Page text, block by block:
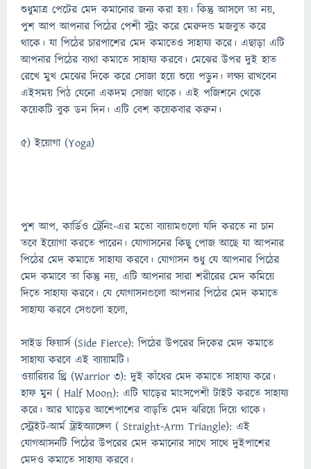
শুধুমাত্র পেটের মেদ কমানোর জন্য করা হয়। কিন্তু আসলে তা নয়,
পুশ আপ আপনার পিঠের পেশী স্ট্রং করে মেরুদন্ড মজবুত করে
থাকে। যা পিঠের চারপাশের মেদ কমাতেও সাহায্য করে। এছাড়া এটি
আপনার পিঠের ব্যথা কমাতে সাহায্য করবে। মেঝের উপর দুই হাত
রেখে মুখ মেঝের দিকে করে সোজা হয়ে শুয়ে পড়ুন। লক্ষ্য রাখবেন
এইসময় পিঠ যেনো একদম সোজা থাকে। এই পজিশনে থেকে
কয়েকটি বুক ডন দিন। এটি বেশ কয়েকবার করুন।
৫) ইয়োগা (Yoga)
পুশ আপ, কার্ডিও ট্রেনিং-এর মতো ব্যায়ামগুলো যদি করতে না চান
তবে ইয়োগা করতে পারেন। যোগাসনের কিছু পোজ আছে যা আপনার
পিঠের মেদ কমাতে সাহায্য করবে। যোগাসন শুধু যে আপনার পিঠের
মেদ কমাবে তা কিন্তু নয়, এটি আপনার সারা শরীরের মেদ কমিয়ে
দিতে সাহায্য করবে। যে যোগাসনগুলো আপনার পিঠের মেদ কমাতে
সাহায্য করবে সেগুলো হলো,
সাইড ফিয়ার্স (Side Fierce): পিঠের উপরের দিকের মেদ কমাতে
সাহায্য করবে এই ব্যায়ামটি।
ওয়ারিয়র থ্রি (Warrior 3): দুই কাঁধের মেদ কমাতে সাহায্য করে।
হাফ মুন ( Half Moon): এটি ঘাড়ের মাংসপেশী টাইট করতে সাহায্য
করে। আর ঘাড়ের আশেপাশের বাড়তি মেদ ঝরিয়ে দিয়ে থাকে।
স্ট্রেইট-আর্ম ট্রাইঅ্যাঙ্গেল ( Straight-Arm Triangle): এই
যোগআসনটি পিঠের উপরের মেদ কমানোর সাথে সাথে দুইপাশের
মেদও কমাতে সাহায্য করবে।